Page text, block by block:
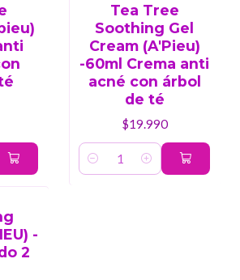
Tea Tree
Soothing Gel
Cream (A'Pieu)
-60ml Crema anti
acné con árbol
de té
$19.990
Cantidad
-
2